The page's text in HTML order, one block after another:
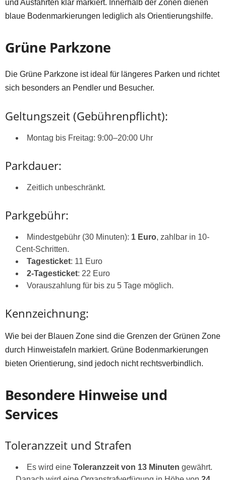
und Ausfahrten klar markiert. Innerhalb der Zonen dienen
blaue Bodenmarkierungen lediglich als Orientierungshilfe.
Grüne Parkzone
Die Grüne Parkzone ist ideal für längeres Parken und richtet
sich besonders an Pendler und Besucher.
Geltungszeit (Gebührenpflicht):
Montag bis Freitag: 9:00–20:00 Uhr
Parkdauer:
Zeitlich unbeschränkt.
Parkgebühr:
Mindestgebühr (30 Minuten): 1 Euro, zahlbar in 10-
Cent-Schritten.
Tagesticket: 11 Euro
2-Tagesticket: 22 Euro
Vorauszahlung für bis zu 5 Tage möglich.
Kennzeichnung:
Wie bei der Blauen Zone sind die Grenzen der Grünen Zone
durch Hinweistafeln markiert. Grüne Bodenmarkierungen
bieten Orientierung, sind jedoch nicht rechtsverbindlich.
Besondere Hinweise und
Services
Toleranzzeit und Strafen
Es wird eine Toleranzzeit von 13 Minuten gewährt.